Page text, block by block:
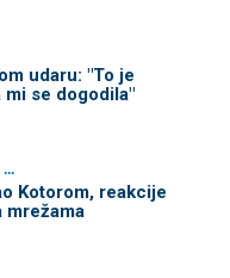
udaru: "To je
mi se dogodila"
Kotorom, reakcije
mrežama